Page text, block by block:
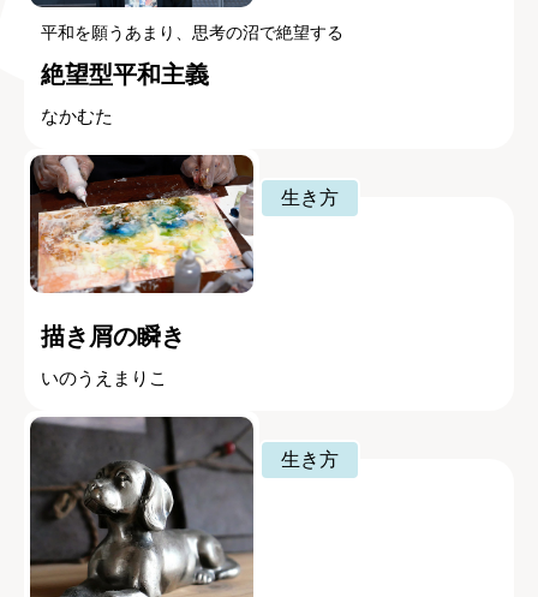
平和を願うあまり、思考の沼で絶望する
絶望型平和主義
なかむた
生き方
描き屑の瞬き
いのうえまりこ
生き方